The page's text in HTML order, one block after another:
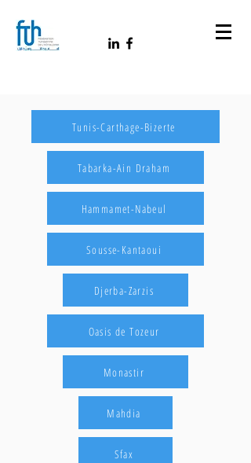
Tunis-Carthage-Bizerte
Tabarka-Ain Draham
Hammamet-Nabeul
Sousse-Kantaoui
Djerba-Zarzis
Oasis de Tozeur
Monastir
Mahdia
Sfax